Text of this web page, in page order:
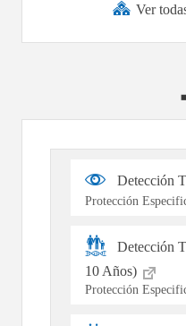
Ver
Detección
Protección
Detección
10 Años)
Protección